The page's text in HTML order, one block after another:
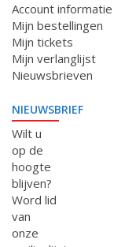
Account informatie
Mijn bestellingen
Mijn tickets
Mijn verlanglijst
Nieuwsbrieven
NIEUWSBRIEF
Wilt u
op de
hoogte
blijven?
Word lid
van
onze